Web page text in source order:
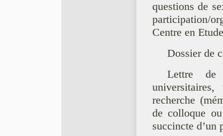
questions de
participation/
Centre en
Dossier de
Lettre de
recherche
de colloque
succincte d’un